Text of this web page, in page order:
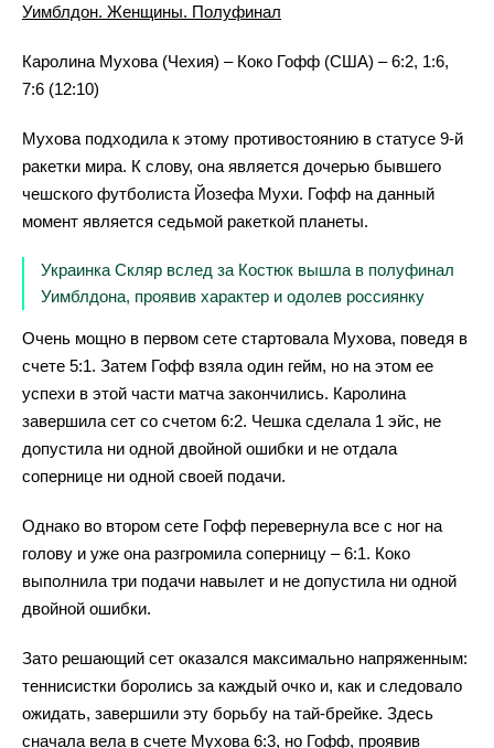
Уимблдон. Женщины. Полуфинал
Каролина Мухова (Чехия) – Коко Гофф (США) – 6:2, 1:6,
7:6 (12:10)
Мухова подходила к этому противостоянию в статусе 9-й
ракетки мира. К слову, она является дочерью бывшего
чешского футболиста Йозефа Мухи. Гофф на данный
момент является седьмой ракеткой планеты.
Украинка Скляр вслед за Костюк вышла в полуфинал
Уимблдона, проявив характер и одолев россиянку
Очень мощно в первом сете стартовала Мухова, поведя в
счете 5:1. Затем Гофф взяла один гейм, но на этом ее
успехи в этой части матча закончились. Каролина
завершила сет со счетом 6:2. Чешка сделала 1 эйс, не
допустила ни одной двойной ошибки и не отдала
сопернице ни одной своей подачи.
Однако во втором сете Гофф перевернула все с ног на
голову и уже она разгромила соперницу – 6:1. Коко
выполнила три подачи навылет и не допустила ни одной
двойной ошибки.
Зато решающий сет оказался максимально напряженным:
теннисистки боролись за каждый очко и, как и следовало
ожидать, завершили эту борьбу на тай-брейке. Здесь
сначала вела в счете Мухова 6:3, но Гофф, проявив